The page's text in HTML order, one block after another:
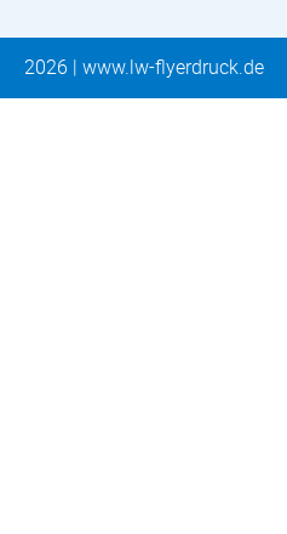
2026 | www.lw-flyerdruck.de